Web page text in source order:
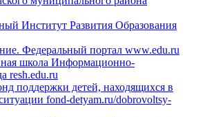
Институт Развития Образования
Федеральный портал www.edu.ru
школа Информационно-
resh.edu.ru
поддержки детей, находящихся в
fond-detyam.ru/dobrovoltsy-